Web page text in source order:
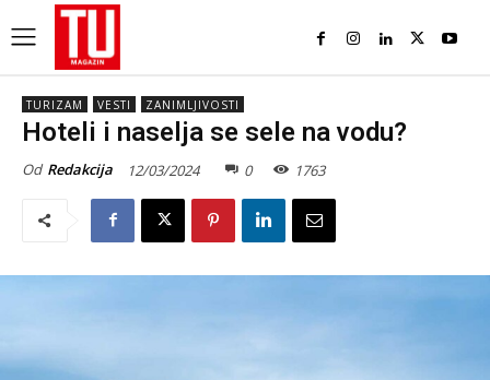
TURIZAM VESTI ZANIMLJIVOSTI
Hoteli i naselja se sele na vodu?
Od Redakcija 12/03/2024 0 1763